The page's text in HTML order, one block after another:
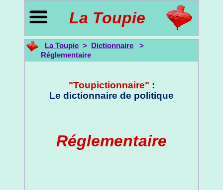
La Toupie
La Toupie > Dictionnaire >
Réglementaire
"Toupictionnaire" :
Le dictionnaire de politique
Réglementaire